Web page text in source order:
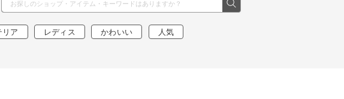
リア レディス かわいい 人気